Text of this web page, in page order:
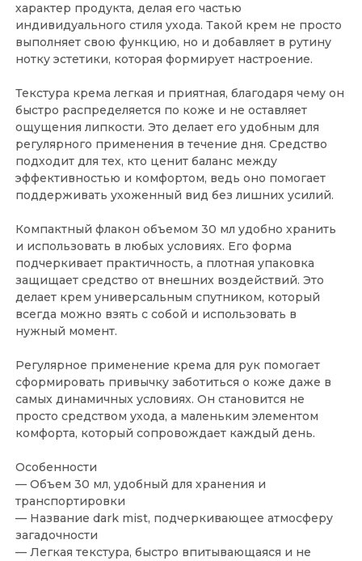
характер продукта, делая его частью
индивидуального стиля ухода. Такой крем не просто
выполняет свою функцию, но и добавляет в рутину
нотку эстетики, которая формирует настроение.
Текстура крема легкая и приятная, благодаря чему он
быстро распределяется по коже и не оставляет
ощущения липкости. Это делает его удобным для
регулярного применения в течение дня. Средство
подходит для тех, кто ценит баланс между
эффективностью и комфортом, ведь оно помогает
поддерживать ухоженный вид без лишних усилий.
Компактный флакон объемом 30 мл удобно хранить
и использовать в любых условиях. Его форма
подчеркивает практичность, а плотная упаковка
защищает средство от внешних воздействий. Это
делает крем универсальным спутником, который
всегда можно взять с собой и использовать в
нужный момент.
Регулярное применение крема для рук помогает
сформировать привычку заботиться о коже даже в
самых динамичных условиях. Он становится не
просто средством ухода, а маленьким элементом
комфорта, который сопровождает каждый день.
Особенности
— Объем 30 мл, удобный для хранения и
транспортировки
— Название dark mist, подчеркивающее атмосферу
загадочности
— Легкая текстура, быстро впитывающаяся и не